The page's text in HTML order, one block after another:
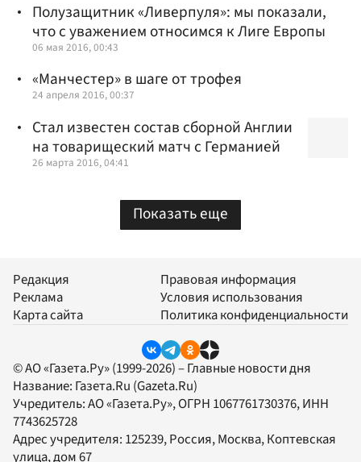
Полузащитник «Ливерпуля»: мы показали,
что с уважением относимся к Лиге Европы
06 мая 2016, 00:43
«Манчестер» в шаге от трофея
24 апреля 2016, 00:37
Стал известен состав сборной Англии
на товарищеский матч с Германией
26 марта 2016, 04:41
Показать еще
Редакция
Реклама
Карта сайта
Правовая информация
Условия использования
Политика конфиденциальности
© АО «Газета.Ру» (1999-2026) – Главные новости дня
Название: Газета.Ru (Gazeta.Ru)
Учредитель:АО «Газета.Ру», ОГРН 1067761730376, ИНН
7743625728
Адрес учредителя: 125239, Россия, Москва, Коптевская
улица, дом 67